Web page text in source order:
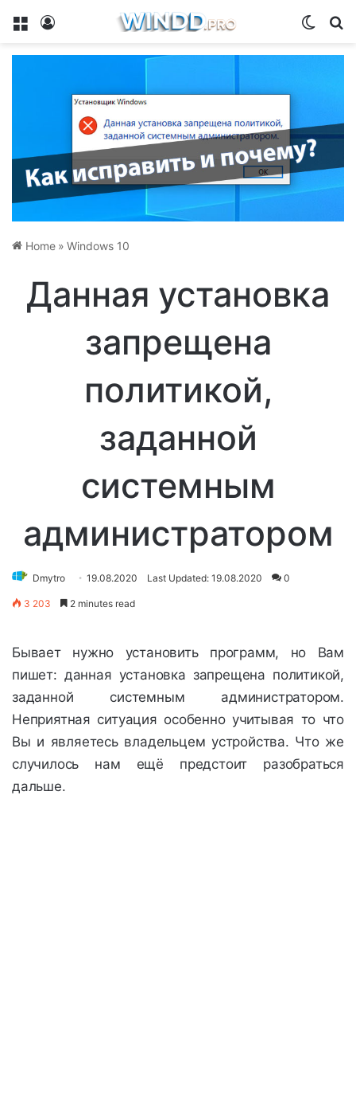
Menu
Home » Windows 10
Данная установка
запрещена
политикой,
заданной
системным
администратором
Dmytro 19.08.2020 Last Updated: 19.08.2020 0
3 203 2 minutes read
Бывает нужно установить программ, но Вам
пишет: данная установка запрещена политикой,
заданной системным администратором.
Неприятная ситуация особенно учитывая то что
Вы и являетесь владельцем устройства. Что же
случилось нам ещё предстоит разобраться
дальше.